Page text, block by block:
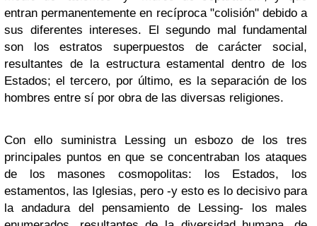
entran permanentemente en recíproca "colisión" debido a
sus diferentes intereses. El segundo mal fundamental
son los estratos superpuestos de carácter social,
resultantes de la estructura estamental dentro de los
Estados; el tercero, por último, es la separación de los
hombres entre sí por obra de las diversas religiones.
Con ello suministra Lessing un esbozo de los tres
principales puntos en que se concentraban los ataques
de los masones cosmopolitas: los Estados, los
estamentos, las Iglesias, pero -y esto es lo decisivo para
la andadura del pensamiento de Lessing- los males